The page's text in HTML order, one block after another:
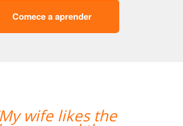
Comece a aprender
wife likes the